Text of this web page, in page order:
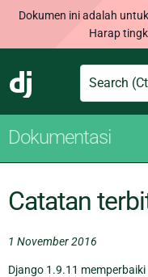
Dokumen ini adalah
Harap
Django
Search
Dokumentasi
Catatan
1 November 2016
Django 1.9.11